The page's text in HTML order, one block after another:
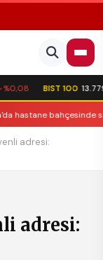
BIST 100
bahçesinde silahlı
adresi:
adresi: